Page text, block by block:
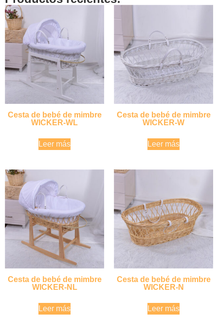
Cesta de bebé de mimbre
WICKER-WL
Leer más
Cesta de bebé de mimbre
WICKER-W
Leer más
Cesta de bebé de mimbre
WICKER-NL
Leer más
Cesta de bebé de mimbre
WICKER-N
Leer más